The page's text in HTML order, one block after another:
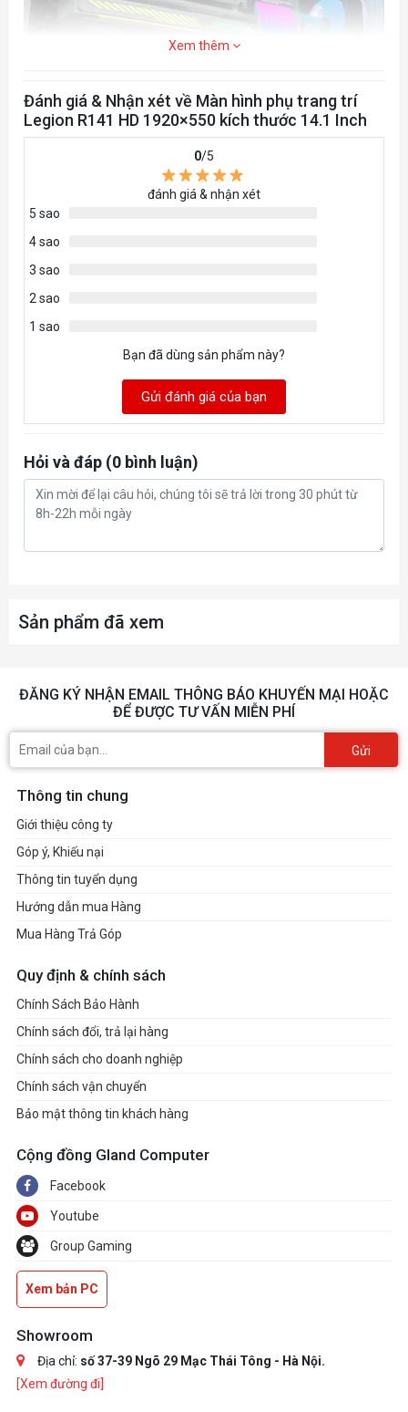
Xem thêm
Đánh giá & Nhận xét về Màn hình phụ trang trí
Legion R141 HD 1920×550 kích thước 14.1 Inch
0/5
đánh giá & nhận xét
5 sao
4 sao
3 sao
2 sao
1 sao
Bạn đã dùng sản phẩm này?
Gửi đánh giá của bạn
Hỏi và đáp (0 bình luận)
Sản phẩm đã xem
ĐĂNG KÝ NHẬN EMAIL THÔNG BÁO KHUYẾN MẠI HOẶC
ĐỂ ĐƯỢC TƯ VẤN MIỄN PHÍ
Gửi
Thông tin chung
Giới thiệu công ty
Góp ý, Khiếu nại
Thông tin tuyển dụng
Hướng dẫn mua Hàng
Mua Hàng Trả Góp
Quy định & chính sách
Chính Sách Bảo Hành
Chính sách đổi, trả lại hàng
Chính sách cho doanh nghiệp
Chính sách vận chuyển
Bảo mật thông tin khách hàng
Cộng đồng Gland Computer
Facebook
Youtube
Group Gaming
Xem bản PC
Showroom
Địa chỉ: số 37-39 Ngõ 29 Mạc Thái Tông - Hà Nội.
[Xem đường đi]